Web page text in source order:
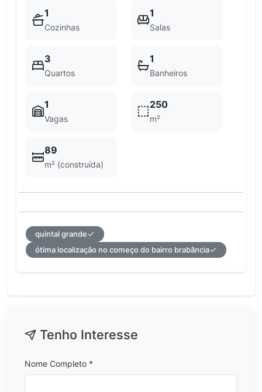
1
Cozinhas
1
Salas
3
Quartos
1
Banheiros
1
Vagas
250
m²
89
m² (construída)
quintal grande
ótima localização no começo do bairro brabância
Tenho Interesse
Nome Completo *